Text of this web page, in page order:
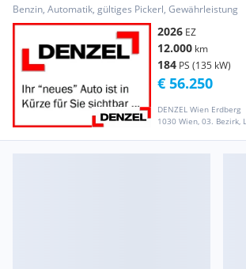
Benzin, Automatik, gültiges Pickerl, Gewährleistung
2026 EZ
12.000 km
184 PS (135 kW)
DENZEL Wien Erdberg
1030 Wien, 03. Bezirk,
€ 56.250